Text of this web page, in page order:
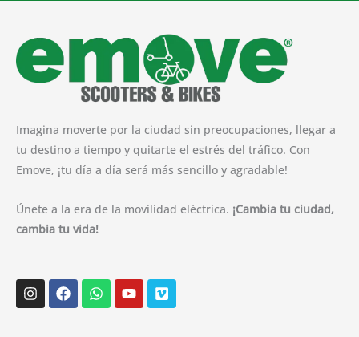
Imagina moverte por la ciudad sin preocupaciones, llegar a
tu destino a tiempo y quitarte el estrés del tráfico. Con
Emove, ¡tu día a día será más sencillo y agradable!
Únete a la era de la movilidad eléctrica. ¡Cambia tu ciudad,
cambia tu vida!
Instagram
FacebookWhatsapp
YoutubeVimeo